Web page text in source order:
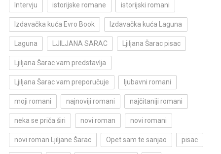
Intervju istorijske romane istorijski romani
Izdavačka kuća Evro Book Izdavačka kuća Laguna
Laguna LJILJANA SARAC Ljiljana Šarac pisac
Ljiljana Šarac vam predstavlja
Ljiljana Šarac vam preporučuje ljubavni romani
moji romani najnoviji romani najčitaniji romani
neka se priča širi novi roman novi romani
novi roman Ljiljane Šarac Opet sam te sanjao pisac